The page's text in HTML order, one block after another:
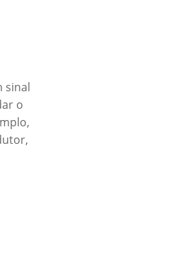
sinal
o